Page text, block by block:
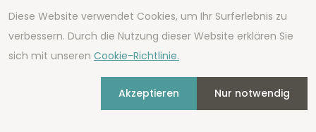
Copyright 2026 We Can Do Better Online BV
Development by2mprove- Content by
2eurocommemorative.ie
Diese Website verwendet Cookies, um Ihr Surferlebnis zu
verbessern. Durch die Nutzung dieser Website erklären Sie
sich mit unseren Cookie-Richtlinie.
Akzeptieren Nur notwendig